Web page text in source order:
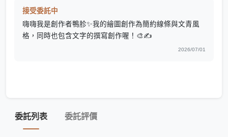
接受委託中
嗨嗨我是創作者鴨胗✨️我的繪圖創作為簡約線條與文青風
格，同時也包含文字的撰寫創作喔！🎨✍️
2026/07/01
委託列表 委託評價